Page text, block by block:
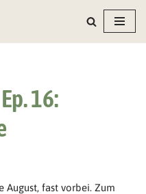
16:
August, fast vorbei. Zum